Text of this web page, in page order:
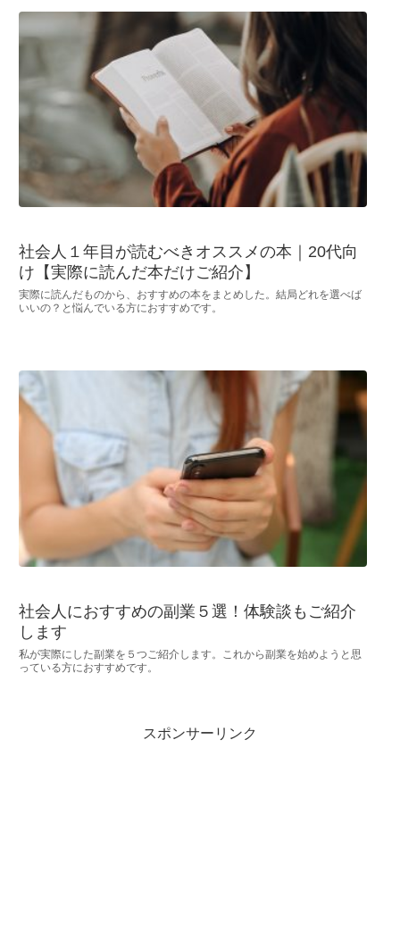
社会人１年目が読むべきオススメの本｜20代向
け【実際に読んだ本だけご紹介】
実際に読んだものから、おすすめの本をまとめした。結局どれを選べば
いいの？と悩んでいる方におすすめです。
社会人におすすめの副業５選！体験談もご紹介
します
私が実際にした副業を５つご紹介します。これから副業を始めようと思
っている方におすすめです。
スポンサーリンク